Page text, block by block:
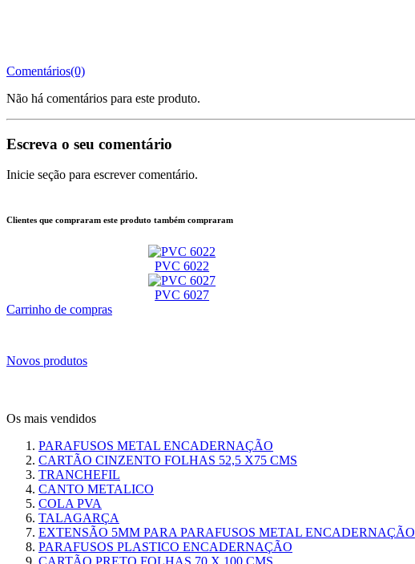
Comentários(0)
Não há comentários para este produto.
Escreva o seu comentário
Inicie seção para escrever comentário.
Clientes que compraram este produto também compraram
PVC 6022
PVC 6027
Carrinho de compras
Novos produtos
Os mais vendidos
PARAFUSOS METAL ENCADERNAÇÃO
CARTÃO CINZENTO FOLHAS 52,5 X75 CMS
TRANCHEFIL
CANTO METALICO
COLA PVA
TALAGARÇA
EXTENSÃO 5MM PARA PARAFUSOS METAL ENCADERNAÇÃO
PARAFUSOS PLASTICO ENCADERNAÇÃO